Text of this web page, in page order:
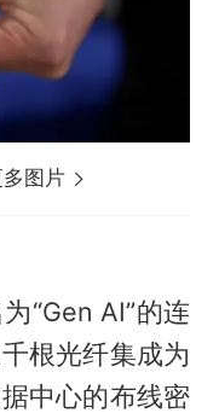
图片
“Gen AI”的连
根光纤集成为
中心的布线密